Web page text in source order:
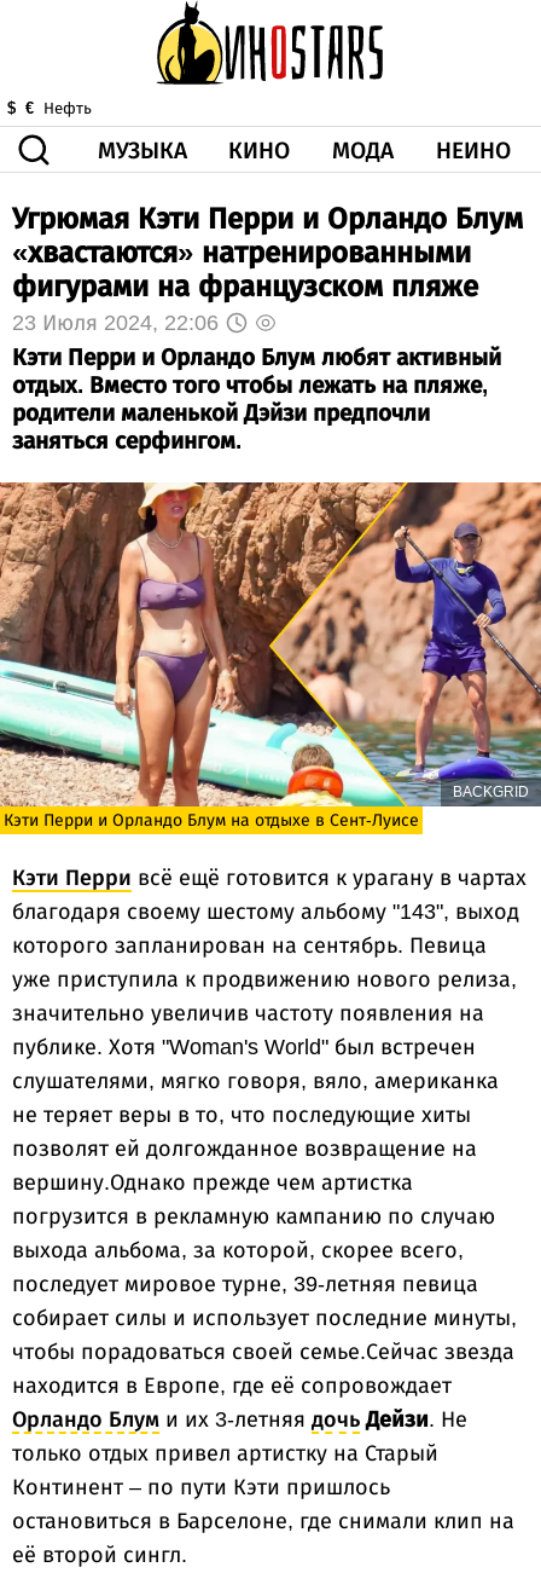
$ € Нефть
МУЗЫКА КИНО МОДА НЕИНО
ЗДОРОВЬЕ КОРОНА ИСКУССТВО
ДРУГОЕ
ВИДЕО
ГОРОСКОП О НАС
Угрюмая Кэти Перри и Орландо Блум
«хвастаются» натренированными
фигурами на французском пляже
23 Июля 2024, 22:06
Кэти Перри и Орландо Блум любят активный
отдых. Вместо того чтобы лежать на пляже,
родители маленькой Дэйзи предпочли
заняться серфингом.
BACKGRID
Кэти Перри и Орландо Блум на отдыхе в Сент-Луисе
Кэти Перри всё ещё готовится к урагану в чартах
благодаря своему шестому альбому "143", выход
которого запланирован на сентябрь. Певица
уже приступила к продвижению нового релиза,
значительно увеличив частоту появления на
публике. Хотя "Woman's World" был встречен
слушателями, мягко говоря, вяло, американка
не теряет веры в то, что последующие хиты
позволят ей долгожданное возвращение на
вершину.Однако прежде чем артистка
погрузится в рекламную кампанию по случаю
выхода альбома, за которой, скорее всего,
последует мировое турне, 39-летняя певица
собирает силы и использует последние минуты,
чтобы порадоваться своей семье.Сейчас звезда
находится в Европе, где её сопровождает
Орландо Блум и их 3-летняя дочь Дейзи. Не
только отдых привел артистку на Старый
Континент – по пути Кэти пришлось
остановиться в Барселоне, где снимали клип на
её второй сингл.